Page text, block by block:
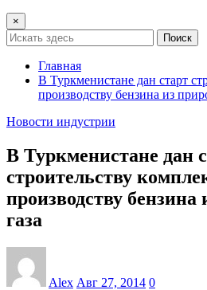
×
Поиск
Главная
В Туркменистане дан старт
производству бензина из
Новости индустрии
В Туркменистане дан
строительству
производству бензина
газа
Alex Авг 27, 2014 0